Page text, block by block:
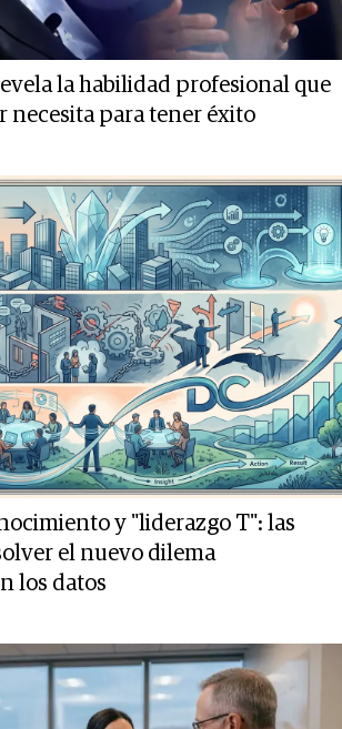
la habilidad profesional que
necesita para tener éxito
y "liderazgo T": las
el nuevo dilema
los datos